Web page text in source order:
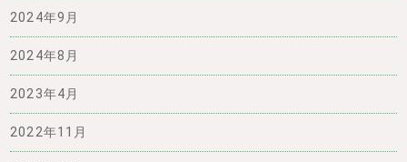
2024年9月
2024年8月
2023年4月
2022年11月